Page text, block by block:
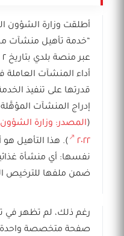
أطلقت وزارة الشؤون
“خدمة تأهيل منشآت
أداء المنشآت
قدرتها على تنفيذ
إدراج المنشآت
(المصدر: وزارة الشؤون
٢٠٢٢
). هذا التأهيل
نفسها: أي منشأة
ضمن ملفها للترخيص
رغم ذلك، لم تظهر في
صفحة متخصصة واحدة